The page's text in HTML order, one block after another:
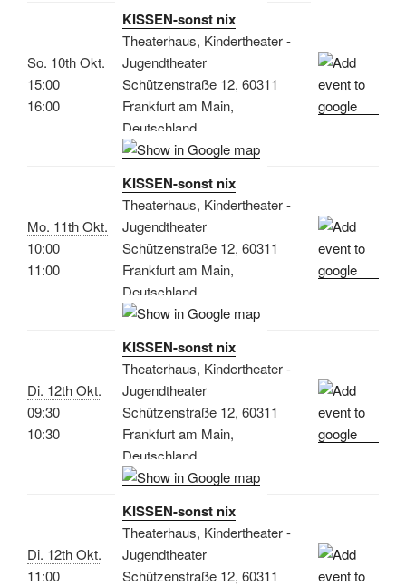
So. 10th Okt.
15:00
16:00
KISSEN-sonst nix
Theaterhaus, Kindertheater -
Jugendtheater
Schützenstraße 12, 60311
Frankfurt am Main,
Deutschland
Mo. 11th Okt.
10:00
11:00
KISSEN-sonst nix
Theaterhaus, Kindertheater -
Jugendtheater
Schützenstraße 12, 60311
Frankfurt am Main,
Deutschland
Di. 12th Okt.
09:30
10:30
KISSEN-sonst nix
Theaterhaus, Kindertheater -
Jugendtheater
Schützenstraße 12, 60311
Frankfurt am Main,
Deutschland
Di. 12th Okt.
11:00
KISSEN-sonst nix
Theaterhaus, Kindertheater -
Jugendtheater
Schützenstraße 12, 60311